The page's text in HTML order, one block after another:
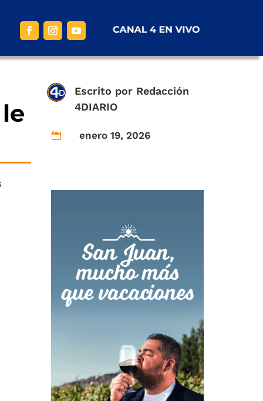
Escrito por Redacción
4DIARIO
 enero 19, 2026